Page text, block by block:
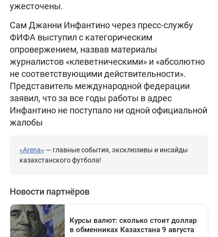
ужесточены.
Сам Джанни Инфантино через пресс-службу
ФИФА выступил с категорическим
опровержением, назвав материалы
журналистов «клеветническими» и «абсолютно
не соответствующими действительности».
Представитель международной федерации
заявил, что за все годы работы в адрес
Инфантино не поступало ни одной официальной
жалобы
«Arena» — главные события, эксклюзивы и инсайды
казахстанского футбола!